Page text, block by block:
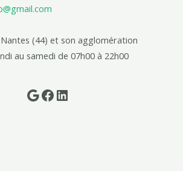
(44) et son agglomération
au samedi de 07h00 à 22h00
Google
Facebook
LinkedIn